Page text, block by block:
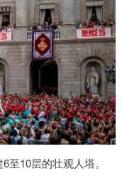
10层的壮观人塔。